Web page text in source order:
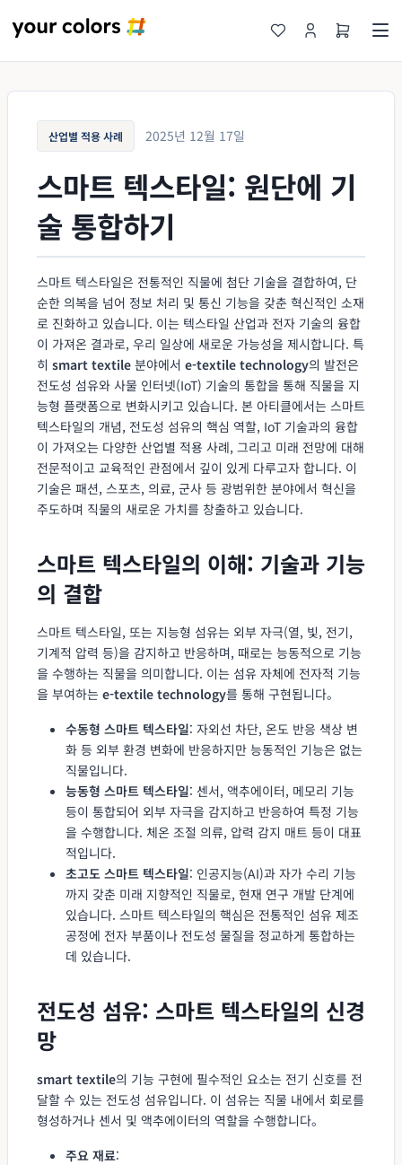
산업별 적용 사례 2025년 12월 17일
스마트 텍스타일: 원단에 기
술 통합하기
스마트 텍스타일은 전통적인 직물에 첨단 기술을 결합하여, 단
순한 의복을 넘어 정보 처리 및 통신 기능을 갖춘 혁신적인 소재
로 진화하고 있습니다. 이는 텍스타일 산업과 전자 기술의 융합
이 가져온 결과로, 우리 일상에 새로운 가능성을 제시합니다. 특
히 smart textile 분야에서 e-textile technology의 발전은
전도성 섬유와 사물 인터넷(IoT) 기술의 통합을 통해 직물을 지
능형 플랫폼으로 변화시키고 있습니다. 본 아티클에서는 스마트
텍스타일의 개념, 전도성 섬유의 핵심 역할, IoT 기술과의 융합
이 가져오는 다양한 산업별 적용 사례, 그리고 미래 전망에 대해
전문적이고 교육적인 관점에서 깊이 있게 다루고자 합니다. 이
기술은 패션, 스포츠, 의료, 군사 등 광범위한 분야에서 혁신을
주도하며 직물의 새로운 가치를 창출하고 있습니다.
스마트 텍스타일의 이해: 기술과 기능
의 결합
스마트 텍스타일, 또는 지능형 섬유는 외부 자극(열, 빛, 전기,
기계적 압력 등)을 감지하고 반응하며, 때로는 능동적으로 기능
을 수행하는 직물을 의미합니다. 이는 섬유 자체에 전자적 기능
을 부여하는 e-textile technology를 통해 구현됩니다。
수동형 스마트 텍스타일: 자외선 차단, 온도 반응 색상 변
화 등 외부 환경 변화에 반응하지만 능동적인 기능은 없는
직물입니다.
능동형 스마트 텍스타일: 센서, 액추에이터, 메모리 기능
등이 통합되어 외부 자극을 감지하고 반응하여 특정 기능
을 수행합니다. 체온 조절 의류, 압력 감지 매트 등이 대표
적입니다.
초고도 스마트 텍스타일: 인공지능(AI)과 자가 수리 기능
까지 갖춘 미래 지향적인 직물로, 현재 연구 개발 단계에
있습니다. 스마트 텍스타일의 핵심은 전통적인 섬유 제조
공정에 전자 부품이나 전도성 물질을 정교하게 통합하는
데 있습니다.
전도성 섬유: 스마트 텍스타일의 신경
망
smart textile의 기능 구현에 필수적인 요소는 전기 신호를 전
달할 수 있는 전도성 섬유입니다. 이 섬유는 직물 내에서 회로를
형성하거나 센서 및 액추에이터의 역할을 수행합니다。
주요 재료: